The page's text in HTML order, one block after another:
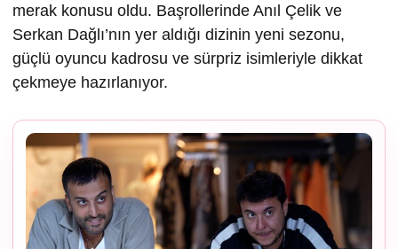
merak konusu oldu. Başrollerinde Anıl Çelik ve
Serkan Dağlı’nın yer aldığı dizinin yeni sezonu,
güçlü oyuncu kadrosu ve sürpriz isimleriyle dikkat
çekmeye hazırlanıyor.